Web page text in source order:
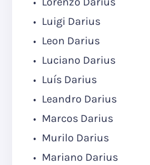
Luigi Darius
Leon Darius
Luciano Darius
Luís Darius
Leandro Darius
Marcos Darius
Murilo Darius
Mariano Darius